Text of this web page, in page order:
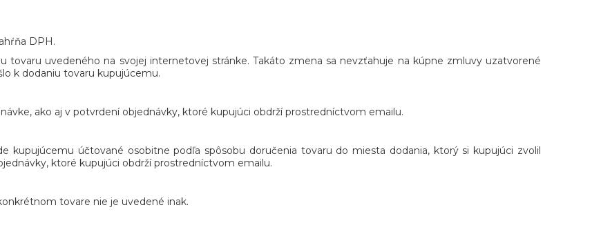
DPH.
tovaru uvedeného na svojej internetovej stránke. Takáto zmena sa nevzťahuje na kúpne zmluvy uzatvorené
k dodaniu tovaru kupujúcemu.
ako aj v potvrdení objednávky, ktoré kupujúci obdrží prostredníctvom emailu.
kupujúcemu účtované osobitne podľa spôsobu doručenia tovaru do miesta dodania, ktorý si kupujúci zvolil
ktoré kupujúci obdrží prostredníctvom emailu.
tovare nie je uvedené inak.